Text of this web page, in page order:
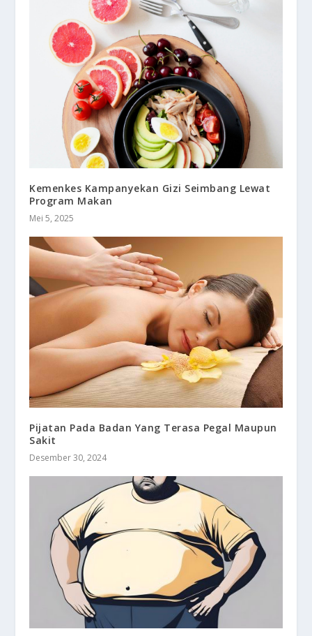
Kemenkes Kampanyekan Gizi Seimbang Lewat
Program Makan
Mei 5, 2025
Pijatan Pada Badan Yang Terasa Pegal Maupun
Sakit
Desember 30, 2024